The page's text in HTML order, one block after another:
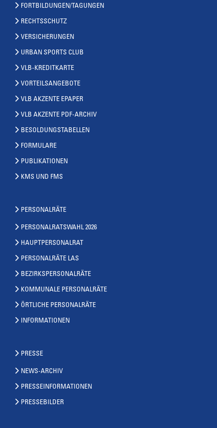
FORTBILDUNGEN/TAGUNGEN
RECHTSSCHUTZ
VERSICHERUNGEN
URBAN SPORTS CLUB
VLB-KREDITKARTE
VORTEILSANGEBOTE
VLB AKZENTE EPAPER
VLB AKZENTE PDF-ARCHIV
BESOLDUNGSTABELLEN
FORMULARE
PUBLIKATIONEN
KMS UND FMS
PERSONALRÄTE
PERSONALRATSWAHL 2026
HAUPTPERSONALRAT
PERSONALRÄTE LAS
BEZIRKSPERSONALRÄTE
KOMMUNALE PERSONALRÄTE
ÖRTLICHE PERSONALRÄTE
INFORMATIONEN
PRESSE
NEWS-ARCHIV
PRESSEINFORMATIONEN
PRESSEBILDER